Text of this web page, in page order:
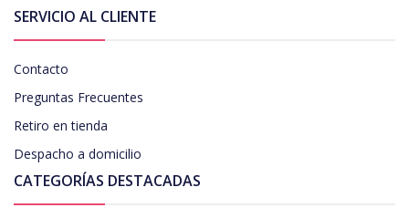
SERVICIO AL CLIENTE
Contacto
Preguntas Frecuentes
Retiro en tienda
Despacho a domicilio
CATEGORÍAS DESTACADAS